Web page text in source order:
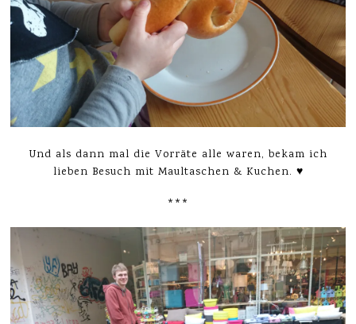
Und als dann mal die Vorräte alle waren, bekam ich
lieben Besuch mit Maultaschen & Kuchen. ♥
***